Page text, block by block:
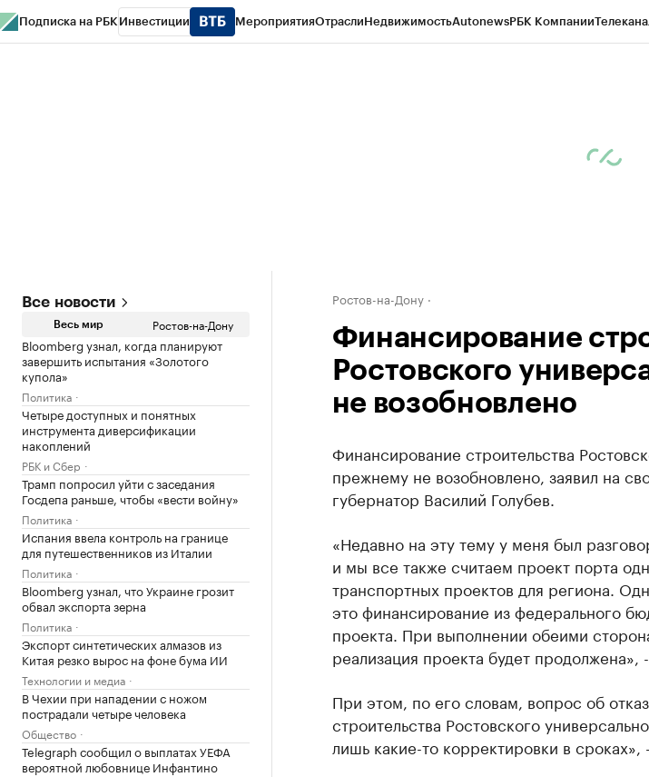
Подписка на РБК Инвестиции МероприятияОтраслиНедвижимостьAutonewsРБК Компании
Все новости
Весь мир Ростов-на-Дону
Bloomberg узнал, когда планируют
завершить испытания «Золотого
купола»
Политика
Четыре доступных и понятных
инструмента диверсификации
накоплений
РБК и Сбер
Трамп попросил уйти с заседания
Госдепа раньше, чтобы «вести войну»
Политика
Испания ввела контроль на границе
для путешественников из Италии
Политика
Bloomberg узнал, что Украине грозит
обвал экспорта зерна
Политика
Экспорт синтетических алмазов из
Китая резко вырос на фоне бума ИИ
Технологии и медиа
В Чехии при нападении с ножом
пострадали четыре человека
Общество
Telegraph сообщил о выплатах УЕФА
вероятной любовнице Инфантино
Ростов-на-Дону
Финансирование
Ростовского
не возобновлено
Финансирование строительства
прежнему не возобновлено, заявил на
губернатор Василий Голубев.
«Недавно на эту тему у меня был
и мы все также считаем проект порта
транспортных проектов для региона.
это финансирование из федерального
проекта. При выполнении обеими
реализация проекта будет продолжена»,
При этом, по его словам, вопрос об
строительства Ростовского
лишь какие-то корректировки в сроках»,